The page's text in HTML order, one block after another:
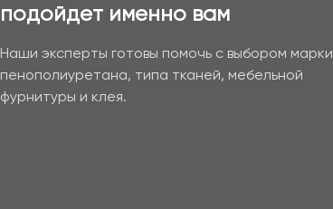
подойдет именно вам
Наши эксперты готовы помочь с выбором марки
пенополиуретана, типа тканей, мебельной
фурнитуры и клея.